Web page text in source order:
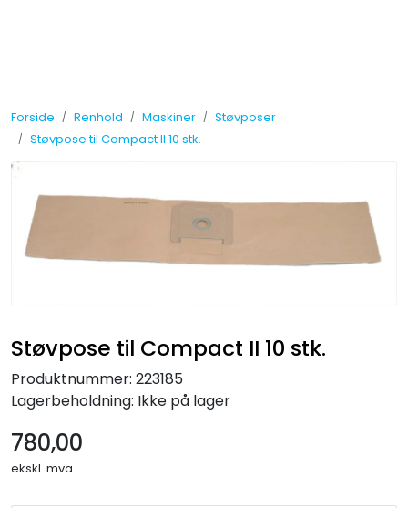
Forside Renhold Maskiner
Støvposer
Støvpose til Compact II 10 stk.
Støvpose til Compact II 10 stk.
Produktnummer: 223185
Lagerbeholdning: Ikke på lager
780,00
ekskl. mva.
Måleinstrumenter
Maskiner
Kjemi
Verneutstyr
Gravferd